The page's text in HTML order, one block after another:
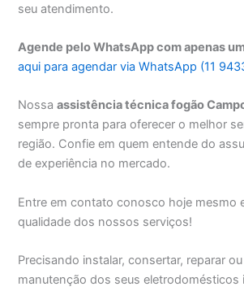
seu atendimento.
Agende pelo WhatsApp com apenas
aqui para agendar via WhatsApp (11
Nossaassistência técnica fogão
sempre pronta para oferecer o melhor
região. Confie em quem entende do
de experiência no mercado.
Entre em contato conosco hoje mesmo
qualidade dos nossos serviços!
Precisando instalar, consertar, reparar
manutenção dos seus eletrodomésticos